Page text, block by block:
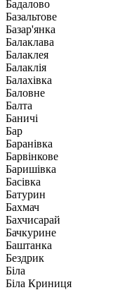
Бадалово
Базальтове
Базар'янка
Балаклава
Балаклея
Балаклія
Балахівка
Баловне
Балта
Баничі
Бар
Баранівка
Барвінкове
Баришівка
Басівка
Батурин
Бахмач
Бахчисарай
Бачкурине
Баштанка
Бездрик
Біла
Біла Криниця